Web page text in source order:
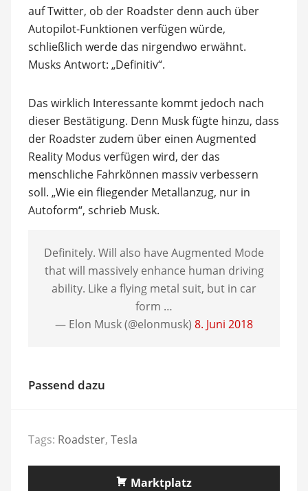
auf Twitter, ob der Roadster denn auch über
Autopilot-Funktionen verfügen würde,
schließlich werde das nirgendwo erwähnt.
Musks Antwort: „Definitiv“.
Das wirklich Interessante kommt jedoch nach
dieser Bestätigung. Denn Musk fügte hinzu, dass
der Roadster zudem über einen Augmented
Reality Modus verfügen wird, der das
menschliche Fahrkönnen massiv verbessern
soll. „Wie ein fliegender Metallanzug, nur in
Autoform“, schrieb Musk.
Definitely. Will also have Augmented Mode
that will massively enhance human driving
ability. Like a flying metal suit, but in car
form …
— Elon Musk (@elonmusk) 8. Juni 2018
Passend dazu
Tags: Roadster, Tesla
Marktplatz